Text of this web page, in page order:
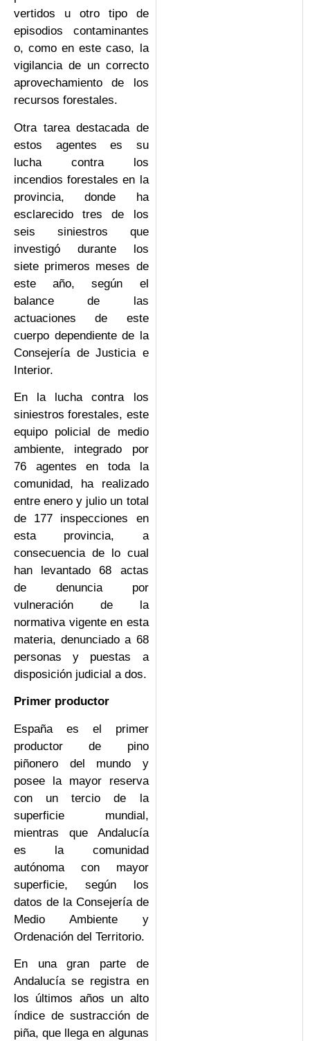
vertidos u otro tipo de
episodios contaminantes
o, como en este caso, la
vigilancia de un correcto
aprovechamiento de los
recursos forestales.
Otra tarea destacada de
estos agentes es su
lucha contra los
incendios forestales en la
provincia, donde ha
esclarecido tres de los
seis siniestros que
investigó durante los
siete primeros meses de
este año, según el
balance de las
actuaciones de este
cuerpo dependiente de la
Consejería de Justicia e
Interior.
En la lucha contra los
siniestros forestales, este
equipo policial de medio
ambiente, integrado por
76 agentes en toda la
comunidad, ha realizado
entre enero y julio un total
de 177 inspecciones en
esta provincia, a
consecuencia de lo cual
han levantado 68 actas
de denuncia por
vulneración de la
normativa vigente en esta
materia, denunciado a 68
personas y puestas a
disposición judicial a dos.
Primer productor
España es el primer
productor de pino
piñonero del mundo y
posee la mayor reserva
con un tercio de la
superficie mundial,
mientras que Andalucía
es la comunidad
autónoma con mayor
superficie, según los
datos de la Consejería de
Medio Ambiente y
Ordenación del Territorio.
En una gran parte de
Andalucía se registra en
los últimos años un alto
índice de sustracción de
piña, que llega en algunas